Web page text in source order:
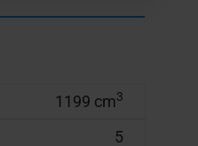
1199 cm3
5